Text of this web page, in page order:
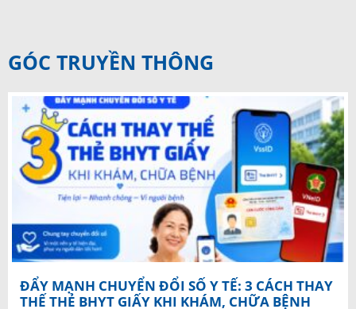
GÓC TRUYỀN THÔNG
ĐẨY MẠNH CHUYỂN ĐỔI SỐ Y TẾ: 3 CÁCH THAY
THẾ THẺ BHYT GIẤY KHI KHÁM, CHỮA BỆNH